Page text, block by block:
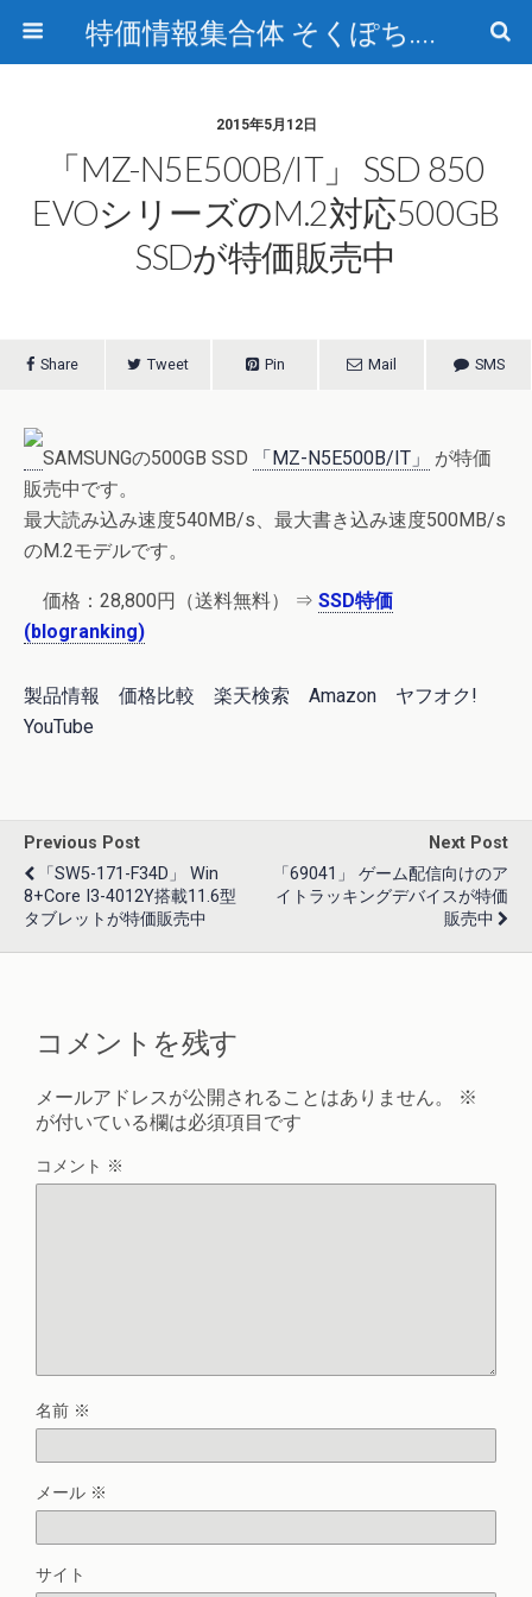
特価情報集合体 そくぽち.com
2015年5月12日
「MZ-N5E500B/IT」 SSD 850
EVOシリーズのM.2対応500GB
SSDが特価販売中
Share Tweet Pin Mail SMS
SAMSUNGの500GB SSD 「MZ-N5E500B/IT」
が特価
販売中です。
最大読み込み速度540MB/s、最大書き込み速度500MB/s
のM.2モデルです。
価格：28,800円（送料無料） ⇒ SSD特価
(blogranking)
製品情報 価格比較 楽天検索 Amazon
ヤフオク!
YouTube
Previous Post
「SW5-171-F34D」 Win
8+Core I3-4012Y搭載11.6型
タブレットが特価販売中
Next Post
「69041」 ゲーム配信向けのア
イトラッキングデバイスが特価
販売中
コメントを残す
メールアドレスが公開されることはありません。
※
が付いている欄は必須項目です
コメント ※
名前 ※
メール ※
サイト